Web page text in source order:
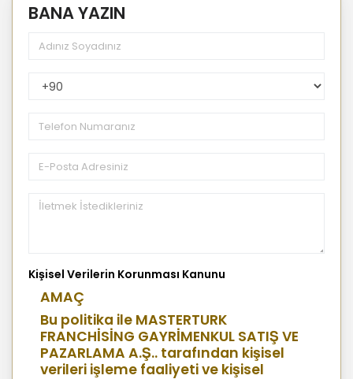
BANA YAZIN
PhoneNumberCountryPhoneCode
Kişisel Verilerin Korunması Kanunu
AMAÇ
Bu politika ile MASTERTURK
FRANCHİSİNG GAYRİMENKUL SATIŞ VE
PAZARLAMA A.Ş.. tarafından kişisel
verileri işleme faaliyeti ve kişisel